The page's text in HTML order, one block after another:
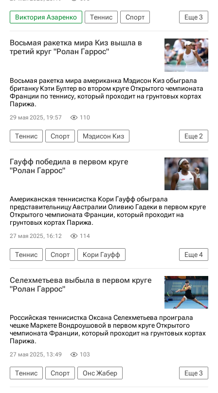
Еще3
Виктория Азаренко Теннис
Спорт
София Кенин
Мэдисон Киз Ролан Гаррос
Восьмая ракетка мира Киз вышла в
третий круг "Ролан Гаррос"
Восьмая ракетка мира американка Мэдисон Киз обыграла
британку Кэти Бултер во втором круге Открытого чемпионата
Франции по теннису, который проходит на грунтовых кортах
Парижа.
29 мая 2025, 19:57 110
Еще2
Теннис Спорт
Мэдисон Киз
Кэти Бултер
Ролан Гаррос
Гауфф победила в первом круге
"Ролан Гаррос"
Американская теннисистка Кори Гауфф обыграла
представительницу Австралии Оливию Гадеки в первом круге
Открытого чемпионата Франции, который проходит на
грунтовых кортах Парижа.
27 мая 2025, 16:12 114
Еще4
Теннис Спорт
Кори Гауфф
Оливия Гадеки
Ролан Гаррос
София Кенин
Варвара Грачева
Селехметьева выбыла в первом круге
"Ролан Гаррос"
Российская теннисистка Оксана Селехметьева проиграла
чешке Маркете Вондроушовой в первом круге Открытого
чемпионата Франции, который проходит на грунтовых кортах
Парижа.
27 мая 2025, 13:49 103
Еще3
Теннис Спорт
Онс Жабер
Оксана Селехметьева
Маркета Вондроушова